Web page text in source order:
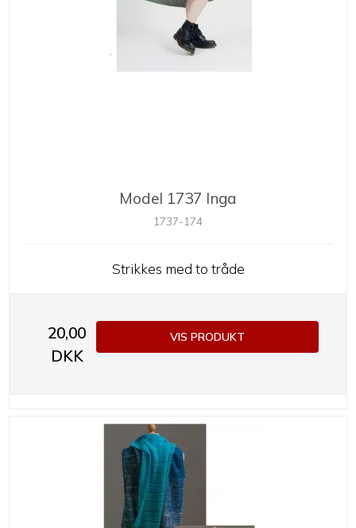
Model 1737 Inga
1737-174
Strikkes med to tråde
20,00
DKK
VIS PRODUKT